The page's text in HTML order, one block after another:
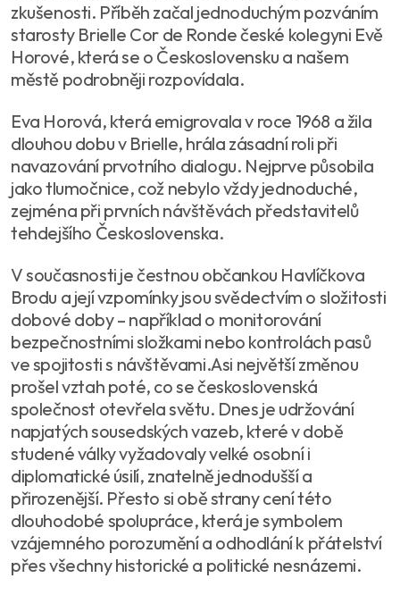
zkušenosti. Příběh začal jednoduchým pozváním
starosty Brielle Cor de Ronde české kolegyni Evě
Horové, která se o Československu a našem
městě podrobněji rozpovídala.
Eva Horová, která emigrovala v roce 1968 a žila
dlouhou dobu v Brielle, hrála zásadní roli při
navazování prvotního dialogu. Nejprve působila
jako tlumočnice, což nebylo vždy jednoduché,
zejména při prvních návštěvách představitelů
tehdejšího Československa.
V současnosti je čestnou občankou Havlíčkova
Brodu a její vzpomínky jsou svědectvím o složitosti
dobové doby – například o monitorování
bezpečnostními složkami nebo kontrolách pasů
ve spojitosti s návštěvami.Asi největší změnou
prošel vztah poté, co se československá
společnost otevřela světu. Dnes je udržování
napjatých sousedských vazeb, které v době
studené války vyžadovaly velké osobní i
diplomatické úsilí, znatelně jednodušší a
přirozenější. Přesto si obě strany cení této
dlouhodobé spolupráce, která je symbolem
vzájemného porozumění a odhodlání k přátelství
přes všechny historické a politické nesnázemi.